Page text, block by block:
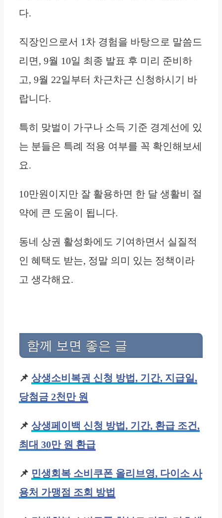
다.
직장인으로서 1차 경험을 바탕으로 말씀드
리면, 9월 10일 최종 발표 후 미리 준비하
고, 9월 22일부터 차근차근 신청하시기 바
랍니다.
특히 맞벌이 가구나 소득 기준 경계선에 있
는 분들은 특례 적용 여부를 꼭 확인해보세
요.
10만원이지만 잘 활용하면 한 달 생활비 절
약에 큰 도움이 됩니다.
동네 상권 활성화에도 기여하면서 실질적
인 혜택도 받는, 정말 의미 있는 정책이라
고 생각해요.
함께 보면 좋은 글
📌 상생소비복권 신청 방법, 기간, 지급일,
당첨금 2천만 원
📌 상생페이백 신청 방법, 기간, 환급 조건,
최대 30만 원 환급
📌 민생회복 소비쿠폰 올리브영, 다이소 사
용처 가맹점 조회 방법